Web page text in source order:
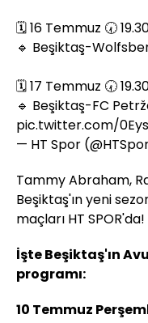
🗓️ 16 Temmuz 🕢
🔹 Beşiktaş-
🗓️ 17 Temmuz 🕢
🔹 Beşiktaş-FC
pic.twitter.com/
— HT Spor
Tammy Abraham,
Beşiktaş'ın yeni
maçları HT SPOR'da!
İşte Beşiktaş'ın
programı:
10 Temmuz